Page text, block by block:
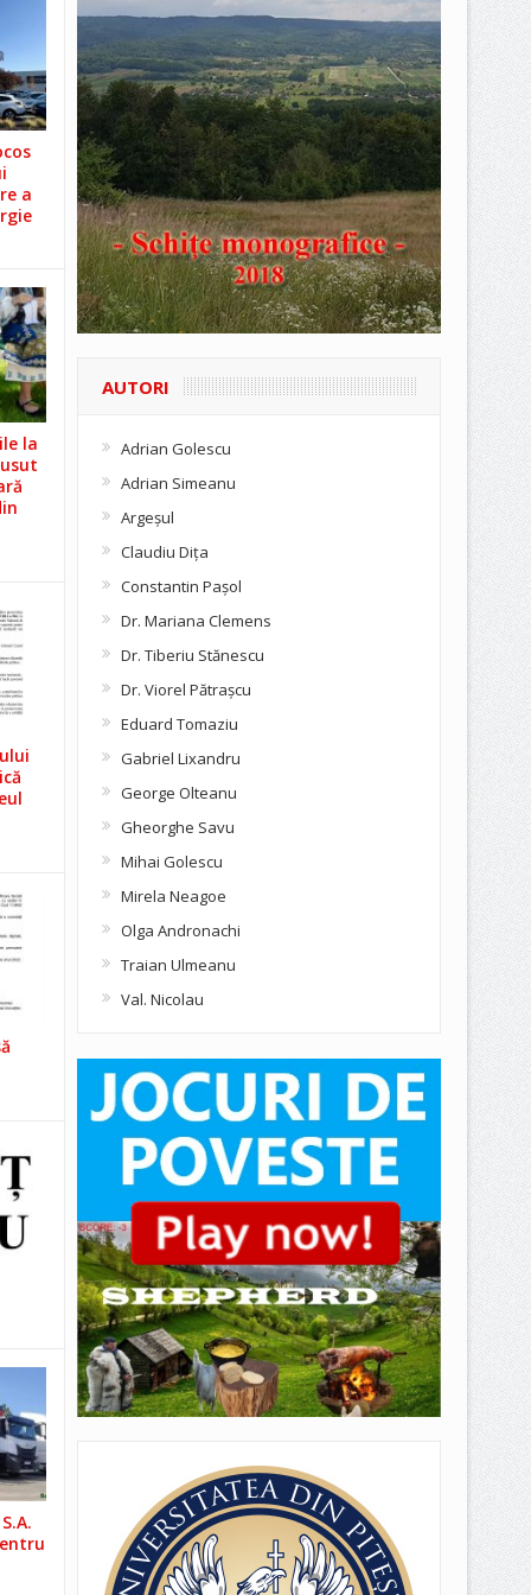
a
la
AUTORI
Adrian Golescu
Adrian Simeanu
Argeşul
Claudiu Diţa
Constantin Pașol
Dr. Mariana Clemens
Dr. Tiberiu Stănescu
Dr. Viorel Pătraşcu
Eduard Tomaziu
Gabriel Lixandru
George Olteanu
Gheorghe Savu
Mihai Golescu
Mirela Neagoe
Olga Andronachi
Traian Ulmeanu
Val. Nicolau